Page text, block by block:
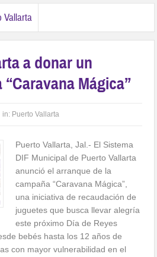
Vallarta
a donar un
Mágica”
in: Puerto Vallarta
Puerto Vallarta, Jal.- El Sistema
DIF Municipal de Puerto Vallarta
anunció el arranque de la
campaña “Caravana Mágica”,
una iniciativa de recaudación de
juguetes que busca llevar alegría
este próximo Día de Reyes
bebés hasta los 12 años de
con mayor vulnerabilidad en el